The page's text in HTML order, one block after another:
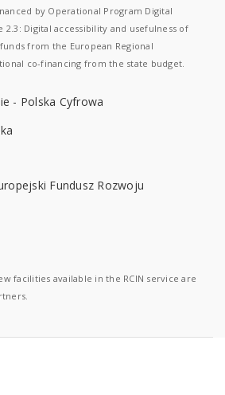
by Operational Program Digital
2.3: Digital accessibility and usefulness of
from the European Regional
co-financing from the state budget.
facilities available in the RCIN service are